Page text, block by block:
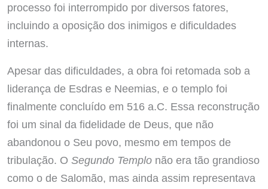
processo foi interrompido por diversos fatores,
incluindo a oposição dos inimigos e dificuldades
internas.
Apesar das dificuldades, a obra foi retomada sob a
liderança de Esdras e Neemias, e o templo foi
finalmente concluído em 516 a.C. Essa reconstrução
foi um sinal da fidelidade de Deus, que não
abandonou o Seu povo, mesmo em tempos de
tribulação. O Segundo Templonão era tão grandioso
como o de Salomão, mas ainda assim representava